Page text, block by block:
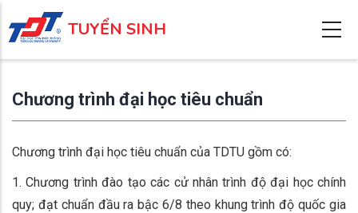
đến
nội
TUYỂN SINH
Chương trình đại học tiêu chuẩn
Chương trình đại học tiêu chuẩn của TDTU gồm có:
1. Chương trình đào tạo các cử nhân trình độ đại học chính
quy; đạt chuẩn đầu ra bậc 6/8 theo khung trình độ quốc gia